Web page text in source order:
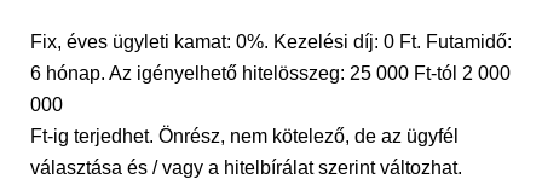
Fix, éves ügyleti kamat: 0%. Kezelési díj: 0 Ft. Futamidő:
6 hónap. Az igényelhető hitelösszeg: 25 000 Ft-tól 2 000
000
Ft-ig terjedhet. Önrész, nem kötelező, de az ügyfél
választása és / vagy a hitelbírálat szerint változhat.